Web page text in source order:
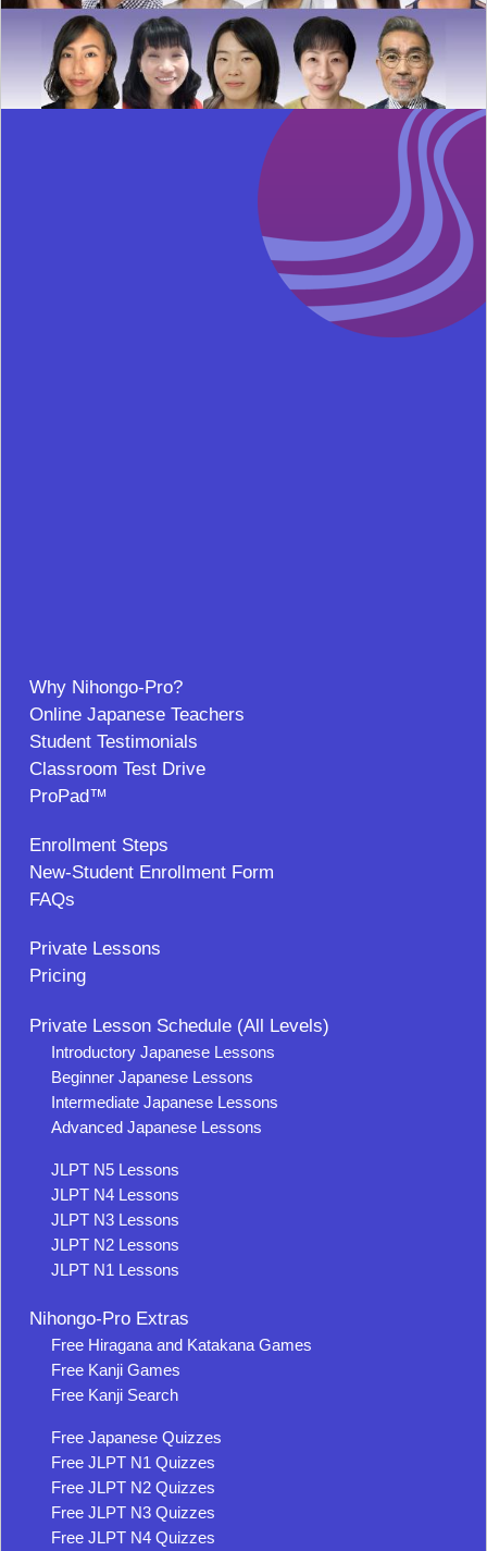
Why Nihongo-Pro?
Online Japanese Teachers
Student Testimonials
Classroom Test Drive
ProPad™
Enrollment Steps
New-Student Enrollment Form
FAQs
Private Lessons
Pricing
Private Lesson Schedule (All Levels)
Introductory Japanese Lessons
Beginner Japanese Lessons
Intermediate Japanese Lessons
Advanced Japanese Lessons
JLPT N5 Lessons
JLPT N4 Lessons
JLPT N3 Lessons
JLPT N2 Lessons
JLPT N1 Lessons
Nihongo-Pro Extras
Free Hiragana and Katakana Games
Free Kanji Games
Free Kanji Search
Free Japanese Quizzes
Free JLPT N1 Quizzes
Free JLPT N2 Quizzes
Free JLPT N3 Quizzes
Free JLPT N4 Quizzes